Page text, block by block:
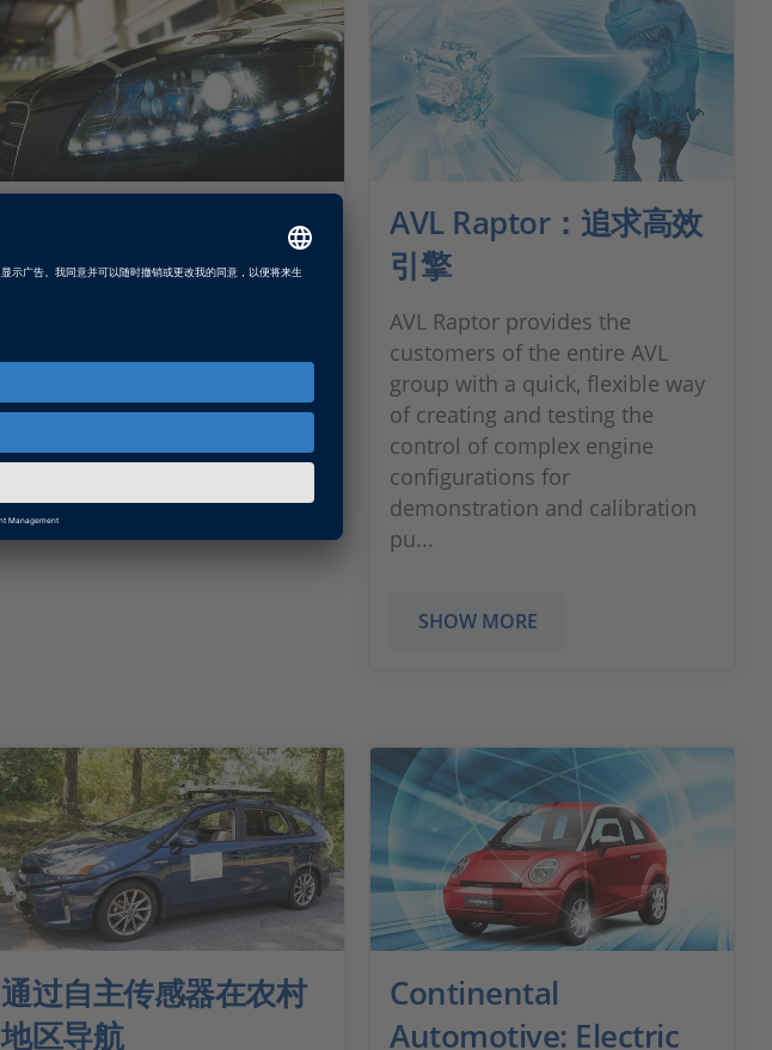
创新的照明功能可使驾驶员更安全
物体，然后利用专门设计的前灯将
其照亮。
AVL Raptor：追求高效
引擎
AVL Raptor provides the
customers of the entire AVL
group with a quick, flexible way
of creating and testing the
control of complex engine
configurations for
demonstration and calibration
pu...
SHOW MORE
通过自主传感器在农村
地区导航
Continental
Automotive: Electric